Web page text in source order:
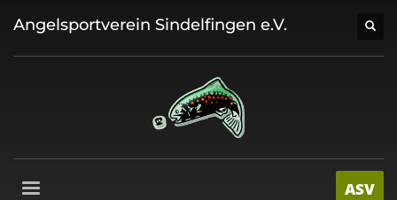
Angelsportverein Sindelfingen e.V.
ASV